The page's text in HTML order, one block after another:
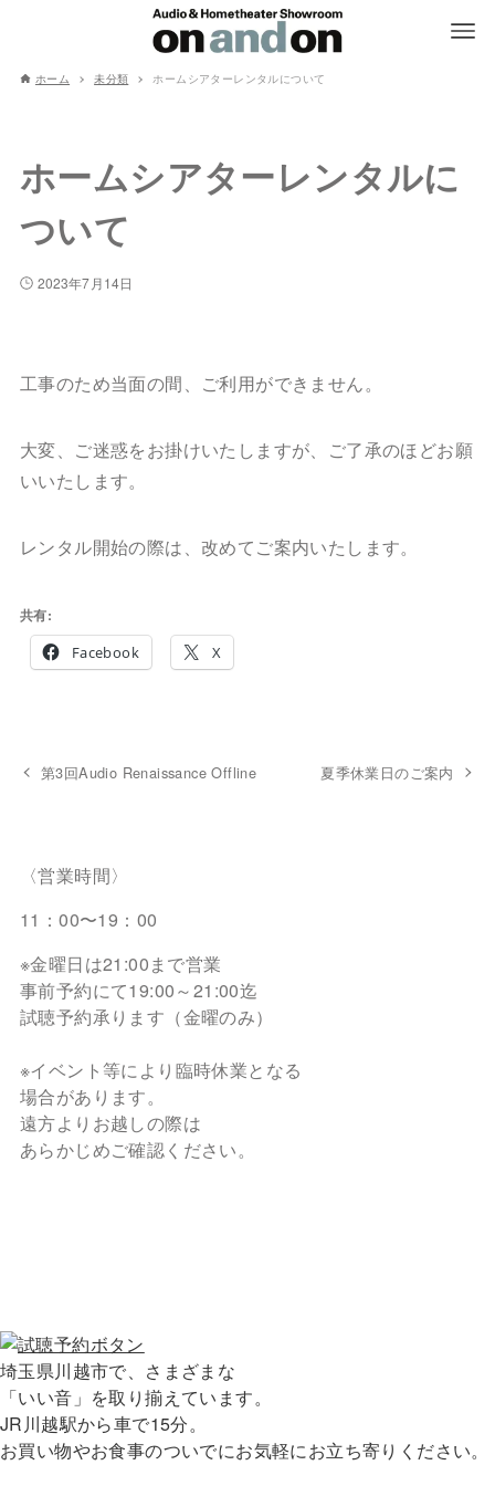
ホーム 未分類 ホームシアターレンタルについて
ホームシアターレンタルに
ついて
2023年7月14日
工事のため当面の間、ご利用ができません。
大変、ご迷惑をお掛けいたしますが、ご了承のほどお願
いいたします。
レンタル開始の際は、改めてご案内いたします。
共有:
Facebook
X
第3回Audio Renaissance Offline 夏季休業日のご案内
〈営業時間〉
11：00〜19：00
※金曜日は21:00まで営業
事前予約にて19:00～21:00迄
試聴予約承ります（金曜のみ）
※イベント等により臨時休業となる
場合があります。
遠方よりお越しの際は
あらかじめご確認ください。
埼玉県川越市で、さまざまな
「いい音」を取り揃えています。
JR川越駅から車で15分。
お買い物やお食事のついでにお気軽にお立ち寄りください。